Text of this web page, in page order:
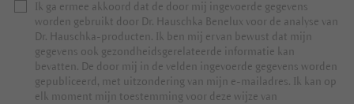
Ik ga ermee akkoord dat de door mij ingevoerde gegevens
worden gebruikt door Dr. Hauschka Benelux voor de analyse van
Dr. Hauschka-producten. Ik ben mij ervan bewust dat mijn
gegevens ook gezondheidsgerelateerde informatie kan
bevatten. De door mij in de velden ingevoerde gegevens worden
gepubliceerd, met uitzondering van mijn e-mailadres. Ik kan op
elk moment mijn toestemming voor deze wijze van